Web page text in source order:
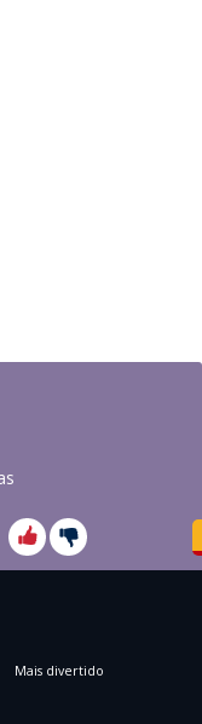
Mais divertido